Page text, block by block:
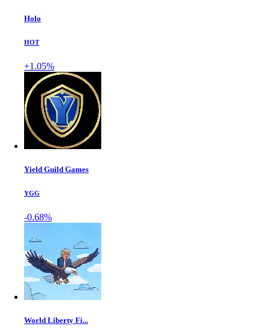
Holo
HOT
+1.05%
Yield Guild Games
YGG
-0.68%
World Liberty Fi...